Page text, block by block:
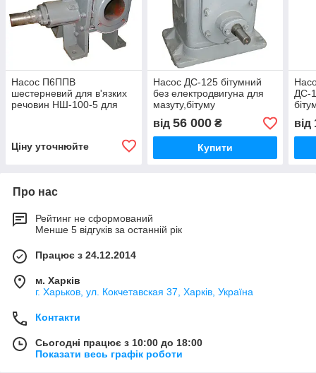
Насос П6ППВ
шестерневий для в'язких
речовин НШ-100-5 для
Ціну уточнюйте
Насос ДС-125 бітумний
без електродвигуна для
мазуту,бітуму
від 56 000₴
Купити
ДС-
від
Про нас
Рейтинг не сформований
Менше 5 відгуків за останній рік
Працює з 24.12.2014
м. Харків
г. Харьков, ул. Кокчетавская 37, Харків, Україна
Контакти
Сьогодні працює з 10:00 до 18:00
Показати весь графік роботи